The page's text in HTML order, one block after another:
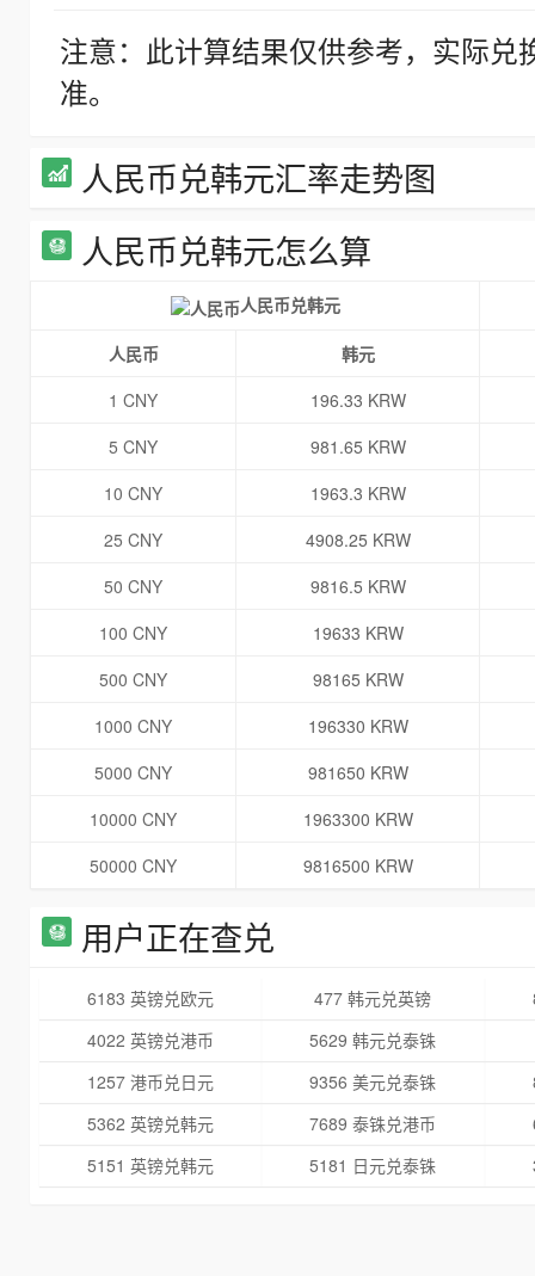
注意：此计算结果仅供参考，实际
准。
人民币兑韩元汇率走势图
人民币兑韩元怎么算
人民币兑韩元
人民币
韩元
1 CNY
196.33 KRW
5 CNY
981.65 KRW
10 CNY
1963.3 KRW
25 CNY
4908.25 KRW
50 CNY
9816.5 KRW
100 CNY
19633 KRW
500 CNY
98165 KRW
1000 CNY
196330 KRW
5000 CNY
981650 KRW
10000 CNY
1963300 KRW
50000 CNY
9816500 KRW
用户正在查兑
6183 英镑兑欧元 477 韩元兑英镑
4022 英镑兑港币
5629 韩元兑泰铢
1257 港币兑日元
9356 美元兑泰铢
5362 英镑兑韩元
7689 泰铢兑港币
5151 英镑兑韩元
5181 日元兑泰铢